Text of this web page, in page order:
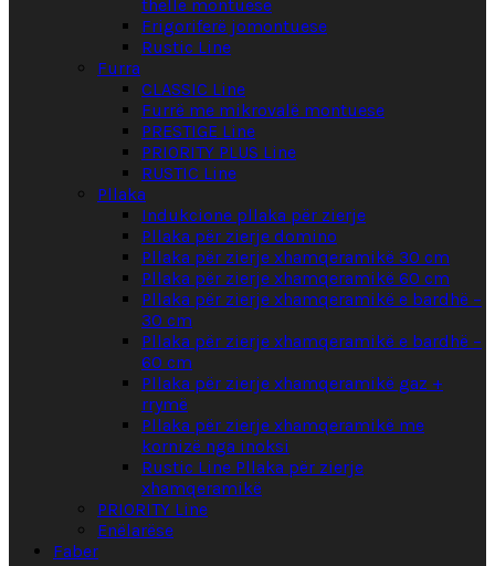
thellë montuese
Frigoriferë jomontuese
Rustic Line
Furra
CLASSIC Line
Furrë me mikrovalë montuese
PRESTIGE Line
PRIORITY PLUS Line
RUSTIC Line
Pllaka
Indukcione pllaka për zierje
Pllaka për zierje domino
Pllaka për zierje xhamqeramikë 30 cm
Pllaka për zierje xhamqeramikë 60 cm
Pllaka për zierje xhamqeramikë e bardhë –
30 cm
Pllaka për zierje xhamqeramikë e bardhë –
60 cm
Pllaka për zierje xhamqeramikë gaz +
rrymë
Pllaka për zierje xhamqeramikë me
kornizë nga inoksi
Rustic Line Pllaka për zierje
xhamqeramikë
PRIORITY Line
Enëlarëse
Faber